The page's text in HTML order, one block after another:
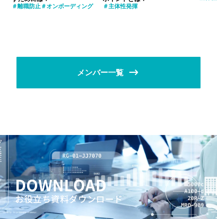
離職防止 オンボーディング 主体性発揮
メンバー一覧
DOWNLOAD
お役立ち資料ダウンロード